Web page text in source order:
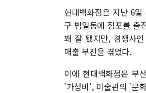
현대백화점은 지난 6
구 범일동에 점포를 출
꽤 잘 됐지만, 경쟁사
매출 부진을 겪었다.
이에 현대백화점은 부
'가성비', 미술관의 '문